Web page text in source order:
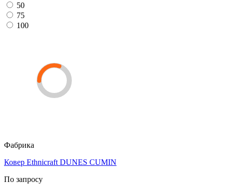
50
75
100
Фабрика
Ковер Ethnicraft DUNES CUMIN
По запросу